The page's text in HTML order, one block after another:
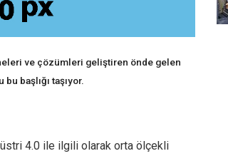
ve çözümleri geliştiren önde gelen
başlığı taşıyor.
4.0 ile ilgili olarak orta ölçekli